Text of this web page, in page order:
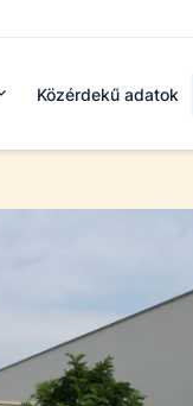
Közérdekű adatok